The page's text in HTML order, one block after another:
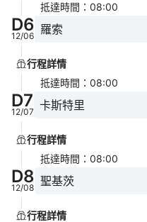
抵達時間 ： 08:00
D6
12/06 羅索
行程詳情
抵達時間 ： 08:00
D7
12/07 卡斯特里
行程詳情
抵達時間 ： 08:00
D8
12/08 聖基茨
行程詳情